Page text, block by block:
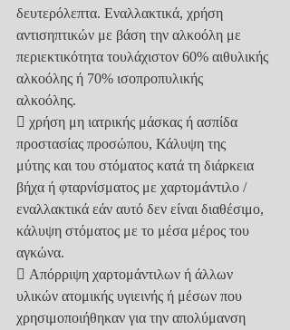
δευτερόλεπτα. Εναλλακτικά, χρήση
αντισηπτικών με βάση την αλκοόλη με
περιεκτικότητα τουλάχιστον 60% αιθυλικής
αλκοόλης ή 70% ισοπροπυλικής
αλκοόλης.
 χρήση μη ιατρικής μάσκας ή ασπίδα
προστασίας προσώπου, Κάλυψη της
μύτης και του στόματος κατά τη διάρκεια
βήχα ή φταρνίσματος με χαρτομάντιλο /
εναλλακτικά εάν αυτό δεν είναι διαθέσιμο,
κάλυψη στόματος με το μέσα μέρος του
αγκώνα.
 Απόρριψη χαρτομάντιλων ή άλλων
υλικών ατομικής υγιεινής ή μέσων που
χρησιμοποιήθηκαν για την απολύμανση